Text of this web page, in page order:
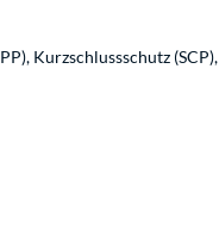
Kurzschlussschutz